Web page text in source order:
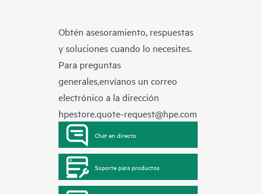
Obtén asesoramiento, respuestas
y soluciones cuando lo necesites.
Para preguntas
generales,envíanos un correo
electrónico a la dirección
hpestore.quote-request@hpe.com
Chat en directo
Soporte para productos